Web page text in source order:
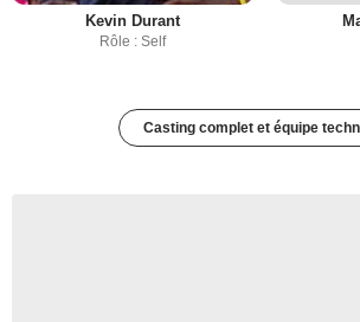
Kevin Durant
Rôle : Self
Casting complet et équipe